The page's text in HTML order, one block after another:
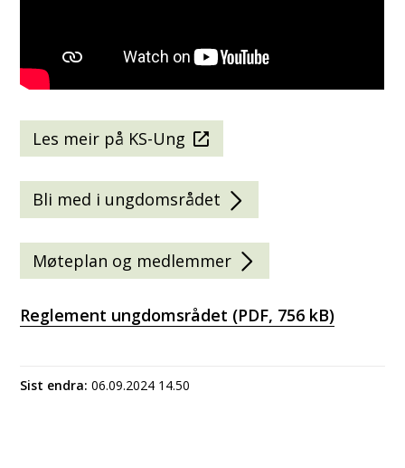
Les meir på KS-Ung
Bli med i ungdomsrådet
Møteplan og medlemmer
Reglement ungdomsrådet (PDF, 756 kB)
Sist endra 06.09.2024 14.50